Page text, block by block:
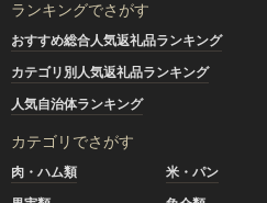
ランキングでさがす
おすすめ総合人気返礼品ランキング
カテゴリ別人気返礼品ランキング
人気自治体ランキング
カテゴリでさがす
肉・ハム類 米・パン